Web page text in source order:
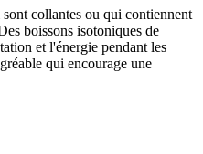
collantes ou qui contiennent
boissons isotoniques de
et l'énergie pendant les
qui encourage une